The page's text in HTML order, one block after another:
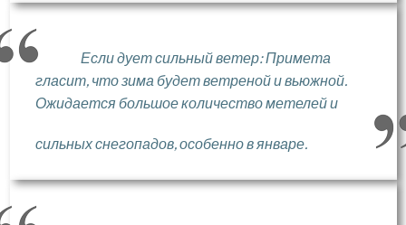
Если дует сильный ветер: Примета
гласит, что зима будет ветреной и вьюжной.
Ожидается большое количество метелей и
сильных снегопадов, особенно в январе.